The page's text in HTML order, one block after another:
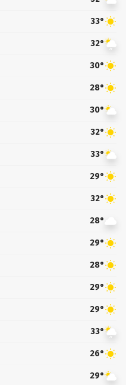
33°
32°
30°
28°
30°
32°
33°
29°
32°
28°
29°
28°
29°
29°
33°
26°
29°